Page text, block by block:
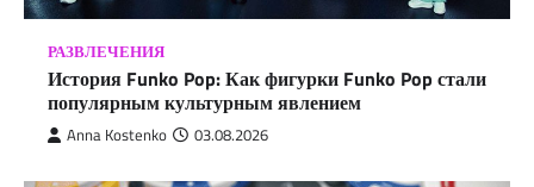
РАЗВЛЕЧЕНИЯ
История Funko Pop: Как фигурки Funko Pop стали
популярным культурным явлением
Anna Kostenko 03.08.2026